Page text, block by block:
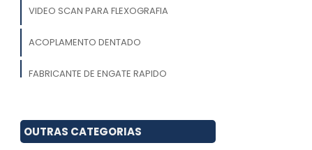
VIDEO SCAN PARA FLEXOGRAFIA
ACOPLAMENTO DENTADO
FABRICANTE DE ENGATE RAPIDO
ACOPLAMENTO FOLGA ZERO
OUTRAS CATEGORIAS